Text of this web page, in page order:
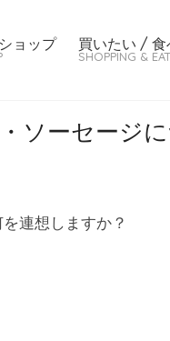
ョップ 買いたい / 食
SHOPPING &
ソーセージ
連想しますか？